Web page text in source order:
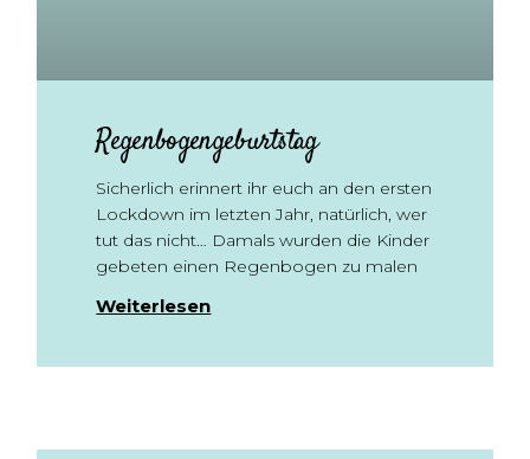
Regenbogengeburtstag
Sicherlich erinnert ihr euch an den ersten
Lockdown im letzten Jahr, natürlich, wer
tut das nicht… Damals wurden die Kinder
gebeten einen Regenbogen zu malen
Weiterlesen